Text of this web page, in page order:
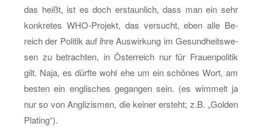
das heißt, ist es doch er­staun­lich, dass man ein sehr
kon­kre­tes WHO-Pro­jekt, das ver­sucht, eben alle Be­
reich der Po­li­tik auf ihre Aus­wir­kung im Ge­sund­heits­we­
sen zu be­trach­ten, in Ös­ter­reich nur für Frau­en­po­li­tik
gilt. Naja, es dürf­te wohl ehe um ein schö­nes Wort, am
bes­ten ein eng­li­sches ge­gan­gen sein. (es wim­melt ja
nur so von An­gli­zis­men, die kei­ner er­steht; z.B. „Gol­den
Pla­ting“).